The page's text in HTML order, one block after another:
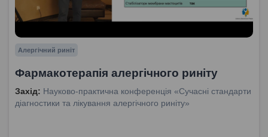
Алергічний риніт
Фармакотерапія алергічного риніту
Захід: Науково-практична конференція «Сучасні стандарти
діагностики та лікування алергічного риніту»